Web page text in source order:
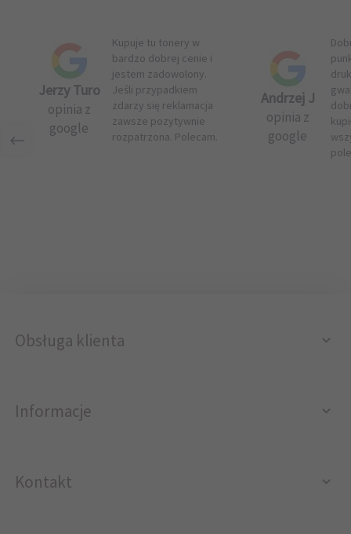
Jerzy Turo
opinia z
google
Kupuje tu tonery w
bardzo dobrej cenie i
jestem zadowolony.
Jeśli przypadkiem
zdarzy się reklamacja
zawsze pozytywnie
rozpatrzona. Polecam.
Andrzej J
opinia z
google
Obsługa klienta
Informacje
Kontakt